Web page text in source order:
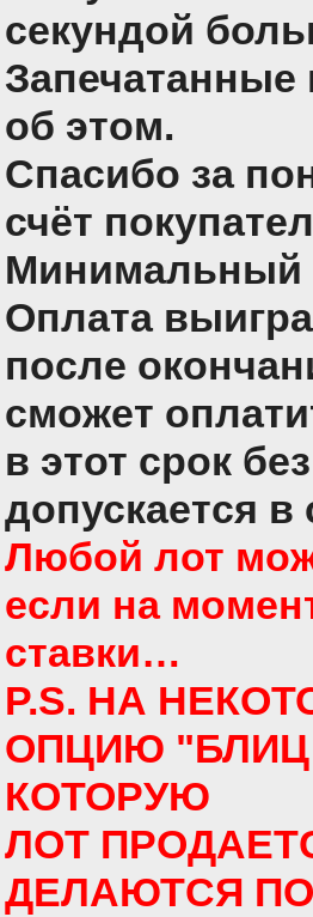
секундой
об этом.
Спасибо за
счёт
Минимальный
Оплата
после
сможет
в этот срок
допускается
Любой лот
если на
ставки…
P.S. НА
ОПЦИЮ "БЛИЦ
КОТОРУЮ
ЛОТ
ДЕЛАЮТСЯ